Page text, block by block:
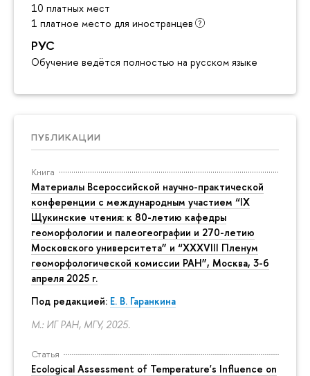
10 платных мест
1 платное место для иностранцев
РУС
Обучение ведётся полностью на русском языке
ПУБЛИКАЦИИ
Книга
Материалы Всероссийской научно-практической
конференции с международным участием “IX
Щукинские чтения: к 80-летию кафедры
геоморфологии и палеогеографии и 270-летию
Московского университета” и “XXXVIII Пленум
геоморфологической комиссии РАН”, Москва, 3-6
апреля 2025 г.
Под редакцией: Е. В. Гаранкина
М.: ИГ РАН, МГУ, 2025.
Статья
Ecological Assessment of Temperature's Influence on